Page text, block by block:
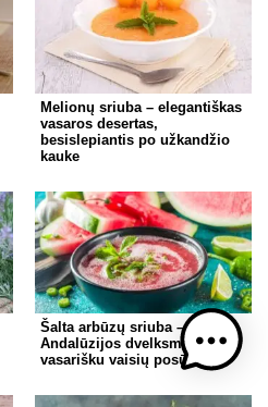
Melionų sriuba – elegantiškas
vasaros desertas,
besislepiantis po užkandžio
kauke
Šalta arbūzų sriuba – gaivus
Andalūzijos dvelksmas su
vasarišku vaisių posūkiu